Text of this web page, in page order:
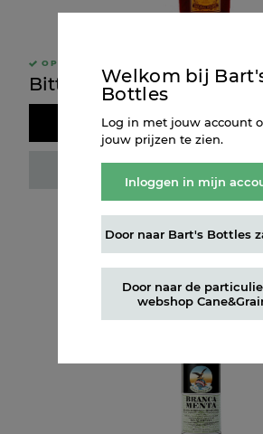
OP VOORRAAD
Bitter Amaro Foro 1L
Doos kopen
Welkom bij
Bottles
Log in met jouw account
jouw prijzen te zien.
Inloggen in mijn
Door naar Bart's Bottles
Door naar de
webshop